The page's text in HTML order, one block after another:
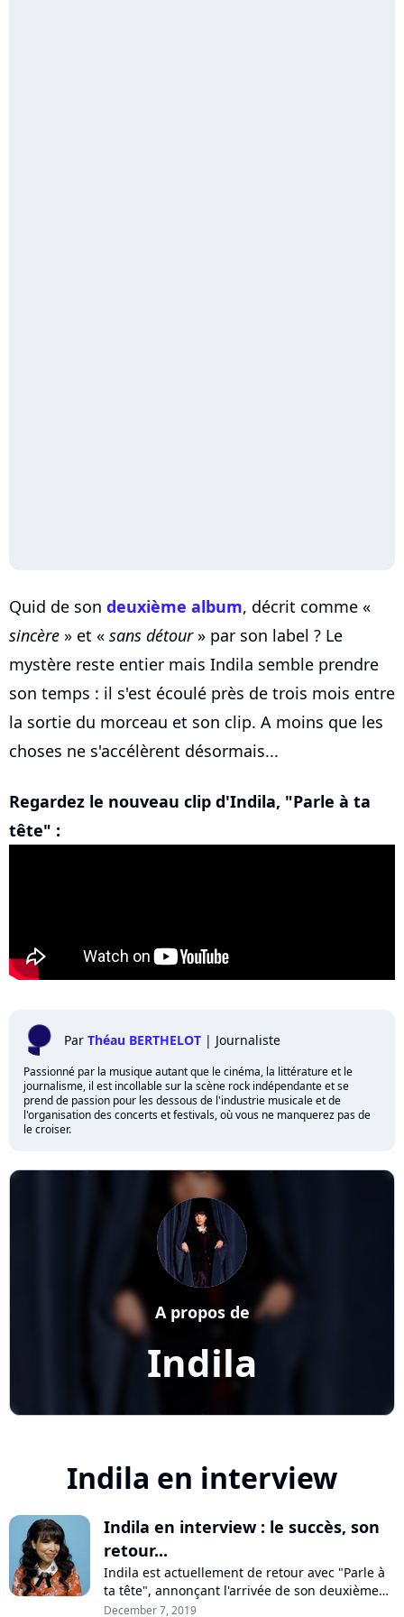
Quid de son deuxième album, décrit comme «
sincère » et « sans détour» par son label ? Le
mystère reste entier mais Indila semble prendre
son temps : il s'est écoulé près de trois mois entre
la sortie du morceau et son clip. A moins que les
choses ne s'accélèrent désormais...
Regardez le nouveau clip d'Indila, "Parle à ta
tête" :
Par Théau BERTHELOT | Journaliste
Passionné par la musique autant que le cinéma, la littérature et le
journalisme, il est incollable sur la scène rock indépendante et se
prend de passion pour les dessous de l'industrie musicale et de
l'organisation des concerts et festivals, où vous ne manquerez pas de
le croiser.
Indila
A propos de
Indila en interview
Indila en interview : le succès, son
retour...
Indila est actuellement de retour avec "Parle à
ta tête", annonçant l'arrivée de son deuxième
album pour 2020. En interview pour Pure
December 7, 2019